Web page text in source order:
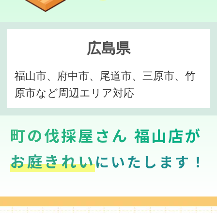
広島県
福山市、府中市、尾道市、三原市、竹
原市など周辺エリア対応
町の伐採屋さん 福山店が
お庭きれいにいたします！